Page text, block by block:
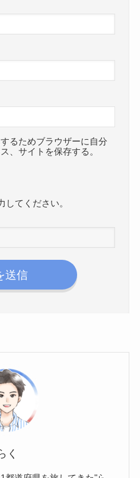
るためブラウザーに自分
、サイトを保存する。
してください。
く